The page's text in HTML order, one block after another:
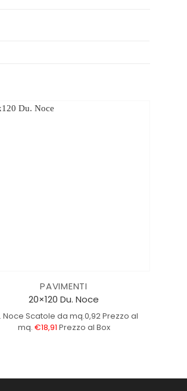
PAVIMENTI
20×120 Du. Noce
Noce Scatole da mq.0,92Prezzo al
mq. €18,91 Prezzo al Box